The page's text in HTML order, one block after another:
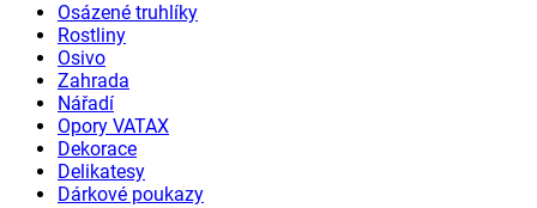
Osázené truhlíky
Rostliny
Osivo
Zahrada
Nářadí
Opory VATAX
Dekorace
Delikatesy
Dárkové poukazy